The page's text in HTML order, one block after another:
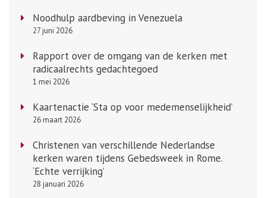
Noodhulp aardbeving in Venezuela
27 juni 2026
Rapport over de omgang van de kerken met
radicaalrechts gedachtegoed
1 mei 2026
Kaartenactie ‘Sta op voor medemenselijkheid’
26 maart 2026
Christenen van verschillende Nederlandse
kerken waren tijdens Gebedsweek in Rome.
‘Echte verrijking’
28 januari 2026